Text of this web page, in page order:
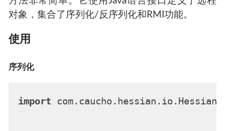
对象，集合了序列化/反序列化和RMI功能。
使用
序列化
import